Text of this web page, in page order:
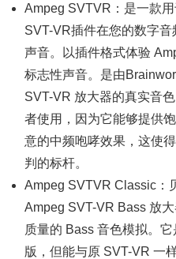
Ampeg SVTVR：是一款
SVT-VR插件在您的数字
声音。以插件格式体验
标志性声音。是由
SVT-VR 放大器的真实音
者使用，因为它能够提供
意的中频咆哮效果，这使
判的标杆。
Ampeg SVTVR Classic：
Ampeg SVT-VR Bass 放
质量的 Bass 音色模拟。
版，但能与原 SVT-VR 一